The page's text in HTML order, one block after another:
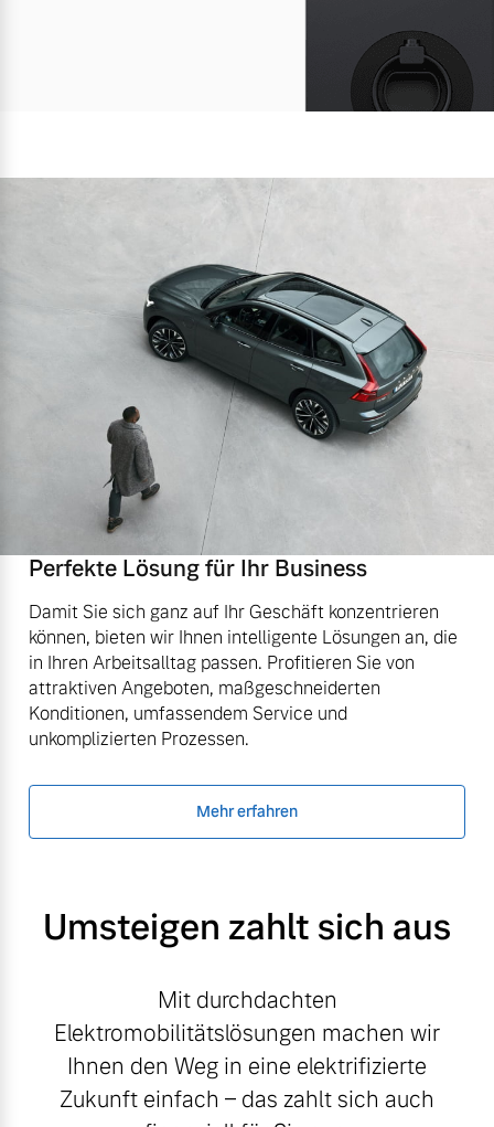
Perfekte Lösung für Ihr Business
Damit Sie sich ganz auf Ihr Geschäft konzentrieren
können, bieten wir Ihnen intelligente Lösungen an, die
in Ihren Arbeitsalltag passen. Profitieren Sie von
attraktiven Angeboten, maßgeschneiderten
Konditionen, umfassendem Service und
unkomplizierten Prozessen.
Mehr erfahren
Umsteigen zahlt sich aus
Mit durchdachten
Elektromobilitätslösungen machen wir
Ihnen den Weg in eine elektrifizierte
Zukunft einfach – das zahlt sich auch